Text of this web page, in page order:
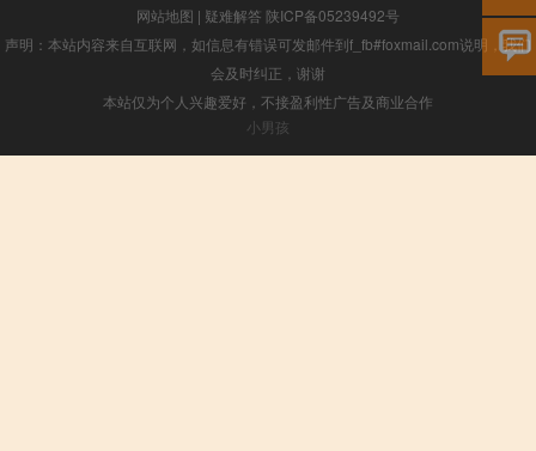
网站地图 | 疑难解答 陕ICP备05239492号
声明：本站内容来自互联网，如信息有错误可发邮件到f_fb#foxmail.com说明，我们
会及时纠正，谢谢
本站仅为个人兴趣爱好，不接盈利性广告及商业合作
小男孩